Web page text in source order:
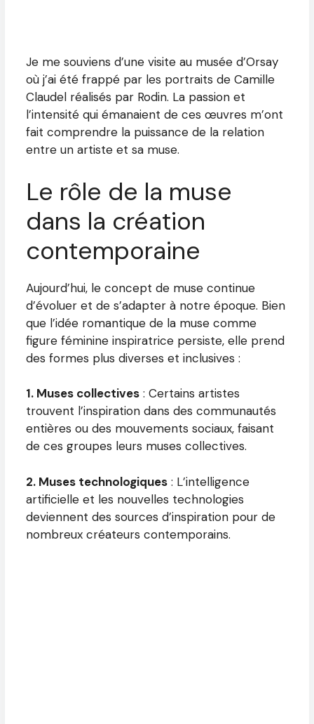
Je me souviens d’une visite au musée d’Orsay
où j’ai été frappé par les portraits de Camille
Claudel réalisés par Rodin. La passion et
l’intensité qui émanaient de ces œuvres m’ont
fait comprendre la puissance de la relation
entre un artiste et sa muse.
Le rôle de la muse
dans la création
contemporaine
Aujourd’hui, le concept de muse continue
d’évoluer et de s’adapter à notre époque. Bien
que l’idée romantique de la muse comme
figure féminine inspiratrice persiste, elle prend
des formes plus diverses et inclusives :
1. Muses collectives : Certains artistes
trouvent l’inspiration dans des communautés
entières ou des mouvements sociaux, faisant
de ces groupes leurs muses collectives.
2. Muses technologiques : L’intelligence
artificielle et les nouvelles technologies
deviennent des sources d’inspiration pour de
nombreux créateurs contemporains.